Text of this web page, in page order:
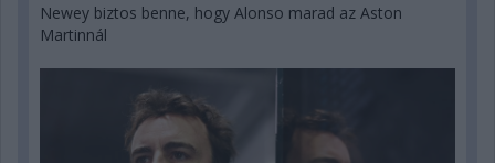
Newey biztos benne, hogy Alonso marad az Aston
Martinnál